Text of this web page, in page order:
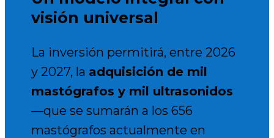
visión universal
La inversión permitirá, entre 2026
y 2027, la adquisición de mil
mastógrafos y mil ultrasonidos
—que se sumarán a los 656
mastógrafos actualmente en